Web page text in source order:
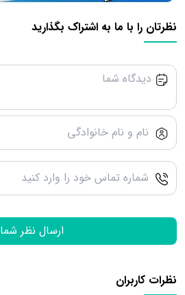
نظرتان را با ما به اشتراک بگذارید
ارسال نظر شما
نظرات کاربران